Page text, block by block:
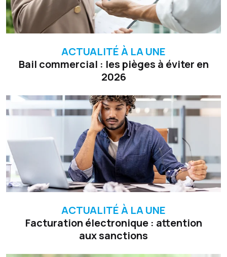
ACTUALITÉ À LA UNE
Bail commercial : les pièges à éviter en
2026
ACTUALITÉ À LA UNE
Facturation électronique : attention
aux sanctions